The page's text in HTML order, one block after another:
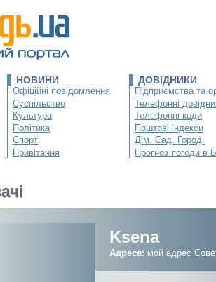
НОВИНИ
Офіційні повідомлення
Суспільство
Культура
Політика
Спорт
Привітання
ДОВІДНИКИ
Підприємства та
Телефонні
Телефонні коди
Поштові індекси
Дім. Сад. Город.
Прогноз погоди в
Ksena
Адреса: мой адрес